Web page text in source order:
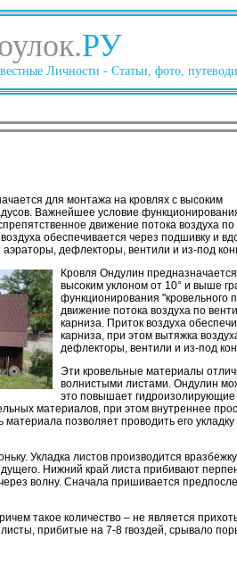
РУ
Личности - Статьи, фото,
для монтажа на кровлях с высоким
Важнейшее условие
движение потока воздуха
обеспечивается через подшивку и
аэраторы, дефлекторы, вентили и из-под
Кровля Ондулин
высоким уклоном от 10° и выше
функционирования "кровельного
движение потока воздуха по
карниза. Приток воздуха
карниза, при этом вытяжка
дефлекторы, вентили и из-под
Эти кровельные материалы
волнистыми листами. Ондулин
это повышает
материалов, при этом внутреннее
позволяет проводить его
Укладка листов производится
Нижний край листа прибивают
волну. Сначала пришивается
такое количество – не является
прибитые на 7-8 гвоздей, срывало